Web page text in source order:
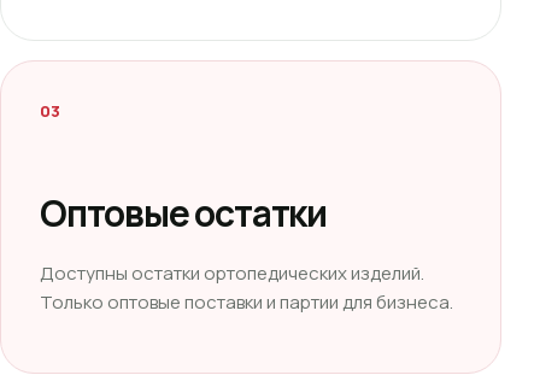
03
Оптовые остатки
Доступны остатки ортопедических изделий.
Только оптовые поставки и партии для бизнеса.